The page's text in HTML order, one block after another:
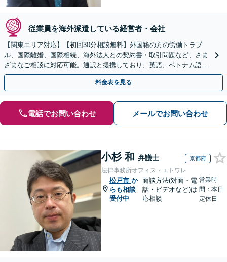
従業員を海外派遣している経営者・会社
【関東エリア対応】【初回30分相談無料】外国籍の方の労働トラブ
ル、国際離婚、国際相続、海外法人との契約書・取引問題など、さま
ざまなご相談に対応可能。通訳と提携しており、英語、ベトナム語、
中国語、タイ語等対応可能です（通訳料別途）。
料金表を見る
電話でお問い合わせ メールでお問い合わせ
小杉 和 弁護士 京都府
法律事務所オフィス・エトワレ
松戸市 か
らも相談
受付中
面談方法(対面・電
話・ビデオなど)は
応相談
営業時
間：本日
定休日